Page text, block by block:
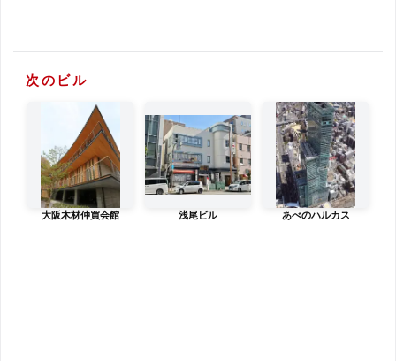
次のビル
大阪木材仲買会館 浅尾ビル あべのハルカス